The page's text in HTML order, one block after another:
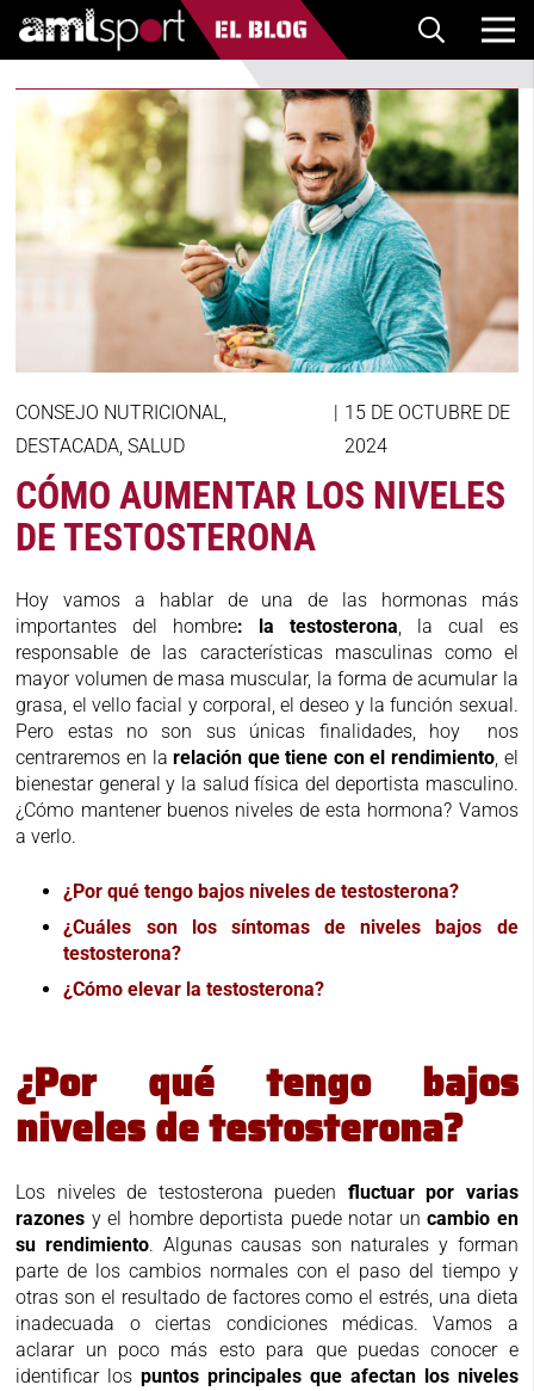
CONSEJO NUTRICIONAL,
DESTACADA,SALUD
| 15 DE OCTUBRE DE
2024
CÓMO AUMENTAR LOS NIVELES
DE TESTOSTERONA
Hoy vamos a hablar de una de las hormonas más
importantes del hombre: la testosterona, la cual es
responsable de las características masculinas como el
mayor volumen de masa muscular, la forma de acumular la
grasa, el vello facial y corporal, el deseo y la función sexual.
Pero estas no son sus únicas finalidades, hoy nos
centraremos en larelación que tiene con el rendimiento, el
bienestar general y la salud física del deportista masculino.
¿Cómo mantener buenos niveles de esta hormona? Vamos
a verlo.
¿Por qué tengo bajos niveles de testosterona?
¿Cuáles son los síntomas de niveles bajos de
testosterona?
¿Cómo elevar la testosterona?
¿Por qué tengo bajos
niveles de testosterona?
Los niveles de testosterona pueden fluctuar por varias
razones y el hombre deportista puede notar uncambio en
su rendimiento. Algunas causas son naturales y forman
parte de los cambios normales con el paso del tiempo y
otras son el resultado de factores como el estrés, una dieta
inadecuada o ciertas condiciones médicas. Vamos a
aclarar un poco más esto para que puedas conocer e
identificar lospuntos principales que afectan los niveles